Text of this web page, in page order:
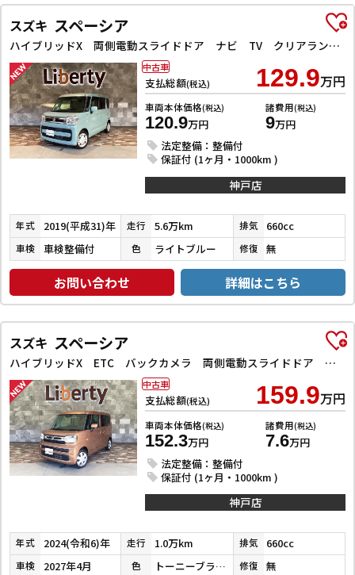
スズキ スペーシア
ハイブリッドX 両側電動スライドドア ナビ TV クリアランスソナー レーンアシスト 衝突被害軽減システム オートライト スマートキー アイドリングストップ 電動格納ミラー シートヒーター ベンチシート CVT
支払総額(税込) 129.9万円
車両本体価格(税込)
120.9万円
諸費用(税込)
9万円
法定整備：整備付
保証付 (1ヶ月・1000km )
中古車
神戸店
年式 2019(平成31)年 走行 5.6万km 排気 660cc
車検 車検整備付 色 ライトブルー 修復 無
お問い合わせ 詳細はこちら
スズキ スペーシア
ハイブリッドX ETC バックカメラ 両側電動スライドドア クリアランスソナー オートクルーズコントロール レーンアシスト オートライト スマートキー アイドリングストップ 電動格納ミラー シートヒーター
支払総額(税込) 159.9万円
車両本体価格(税込)
152.3万円
諸費用(税込)
7.6万円
法定整備：整備付
保証付 (1ヶ月・1000km )
中古車
神戸店
年式 2024(令和6)年 走行 1.0万km 排気 660cc
車検 2027年4月 色 トーニーブラウンメタリック 修復 無